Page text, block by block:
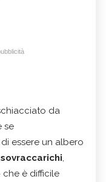
da
se
essere un albero
sovraccarichi,
che è difficile